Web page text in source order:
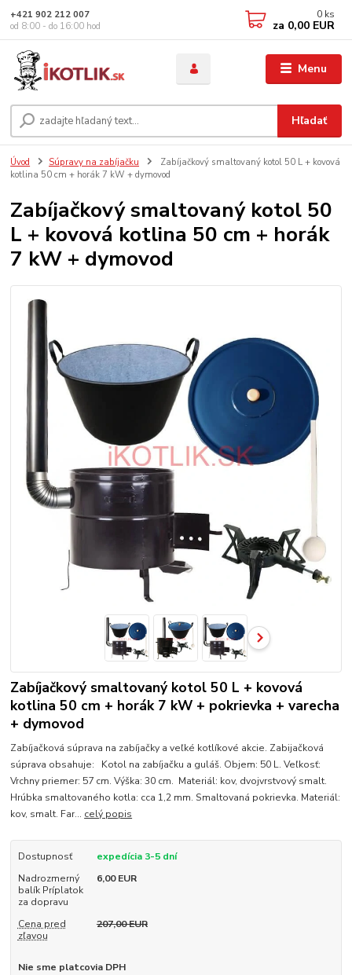
Menu
Hľadať
+421 902 212 007
od 8:00 - do 16:00 hod
0 ks
za 0,00 EUR
Úvod Súpravy na zabíjačku
Zabíjačkový smaltovaný kotol 50 L + kovová
kotlina 50 cm + horák 7 kW + dymovod
Zabíjačkový smaltovaný kotol 50
L + kovová kotlina 50 cm + horák
7 kW + dymovod
Zabíjačkový smaltovaný kotol 50 L + kovová
kotlina 50 cm + horák 7 kW + pokrievka + varecha
+ dymovod
Zabíjačková súprava na zabíjačky a veľké kotlíkové akcie. Zabijačková
súprava obsahuje: Kotol na zabíjačku a guláš. Objem: 50 L. Veľkosť:
Vrchny priemer: 57 cm. Výška: 30 cm. Materiál: kov, dvojvrstvový smalt.
Hrúbka smaltovaného kotla: cca 1,2 mm. Smaltovaná pokrievka. Materiál:
kov, smalt. Far... celý popis
Dostupnosť
expedícia 3-5 dní
Nadrozmerný
balík Príplatok
za dopravu
6,00 EUR
Cena pred
zľavou
207,00 EUR
Nie sme platcovia DPH